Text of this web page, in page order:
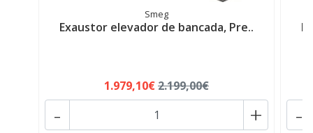
Smeg
Exaustor elevador de bancada, Pre..
1.979,10€2.199,00€
+
- -